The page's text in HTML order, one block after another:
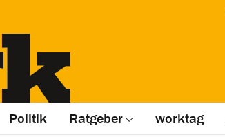
Politik Ratgeber worktag